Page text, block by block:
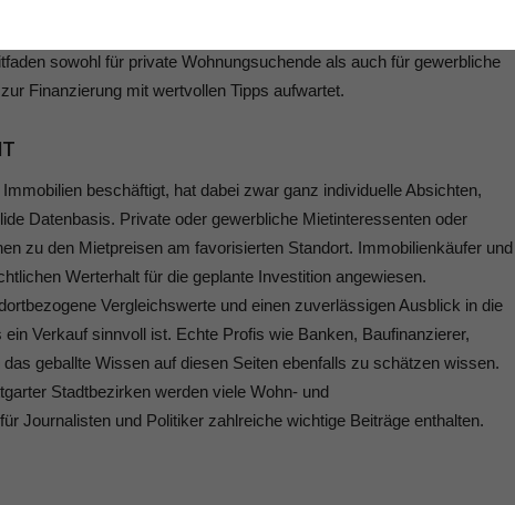
Immobilienmarkt in Stuttgart kennzeichnen, konnten wir auf das
Expertise von Dr. Klein zurückgreifen. Gemeinsam haben wir die
sowohl für private Wohnungsuchende als auch für gewerbliche
Finanzierung mit wertvollen Tipps aufwartet.
beschäftigt, hat dabei zwar ganz individuelle Absichten,
Datenbasis. Private oder gewerbliche Mietinteressenten oder
zu den Mietpreisen am favorisierten Standort. Immobilienkäufer und
Werterhalt für die geplante Investition angewiesen.
Vergleichswerte und einen zuverlässigen Ausblick in die
Verkauf sinnvoll ist. Echte Profis wie Banken, Baufinanzierer,
geballte Wissen auf diesen Seiten ebenfalls zu schätzen wissen.
Stadtbezirken werden viele Wohn- und
Journalisten und Politiker zahlreiche wichtige Beiträge enthalten.